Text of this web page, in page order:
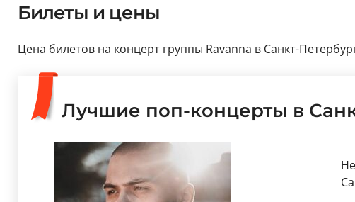
Билеты и цены
Цена билетов на концерт группы Ravanna в Санкт-
Лучшие поп-концерты в